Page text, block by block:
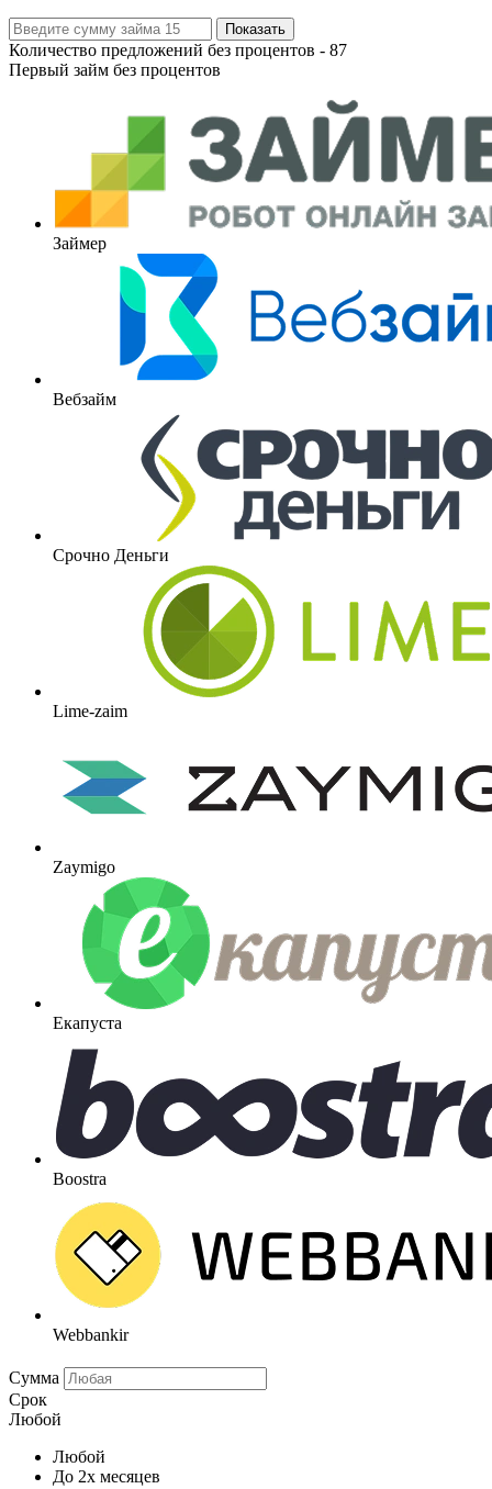
Показать
Количество предложений без процентов - 87
Первый займ без процентов
Займер
Вебзайм
Срочно Деньги
Lime-zaim
Zaymigo
Екапуста
Boostra
Webbankir
Сумма
Срок
Любой
Любой
До 2х месяцев